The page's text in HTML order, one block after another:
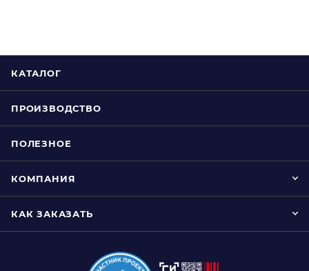
КАТАЛОГ
ПРОИЗВОДСТВО
ПОЛЕЗНОЕ
КОМПАНИЯ
КАК ЗАКАЗАТЬ